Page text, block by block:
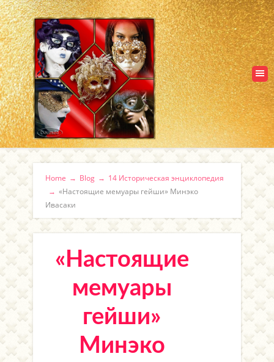
Home → Blog → 14 Историческая энциклопедия
→ «Настоящие мемуары гейши» Минэко
Ивасаки
«Настоящие
мемуары
гейши»
Минэко